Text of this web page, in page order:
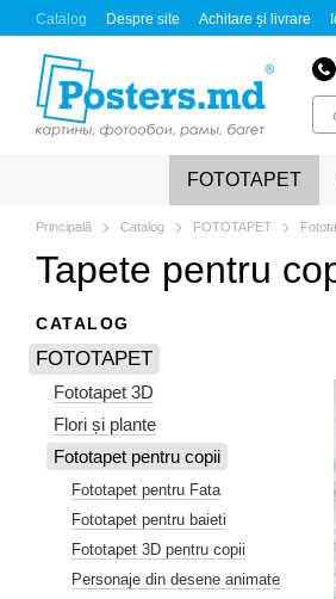
Mergi la conținutul principal
Catalog Despre site Achitare și livrare
FOTOTAPET
Principală Catalog FOTOTAPET
Tapete pentru
CATALOG
FOTOTAPET
Fototapet 3D
Flori și plante
Fototapet pentru copii
Fototapet pentru Fata
Fototapet pentru baieti
Fototapet 3D pentru copii
Personaje din desene animate